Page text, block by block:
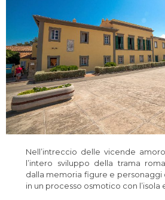
Nell’intreccio delle vicende
l’intero sviluppo della trama
dalla memoria figure e personaggi
in un processo osmotico con l’isola